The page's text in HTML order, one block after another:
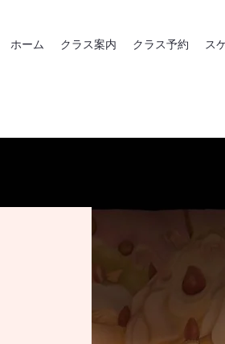
ホーム クラス案内 クラス予約 ス